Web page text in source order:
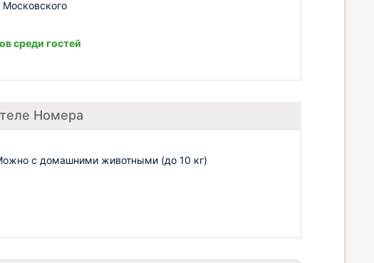
среди гостей
Номера
с домашними животными (до 10 кг)